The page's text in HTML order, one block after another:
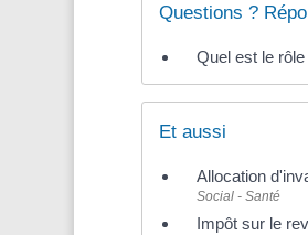
Questions ?
Quel est le
Et aussi
Allocation
Social - Santé
Impôt sur le